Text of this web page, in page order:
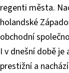
regenti města.
holandské
obchodní
I v dnešní době je
prestižní a